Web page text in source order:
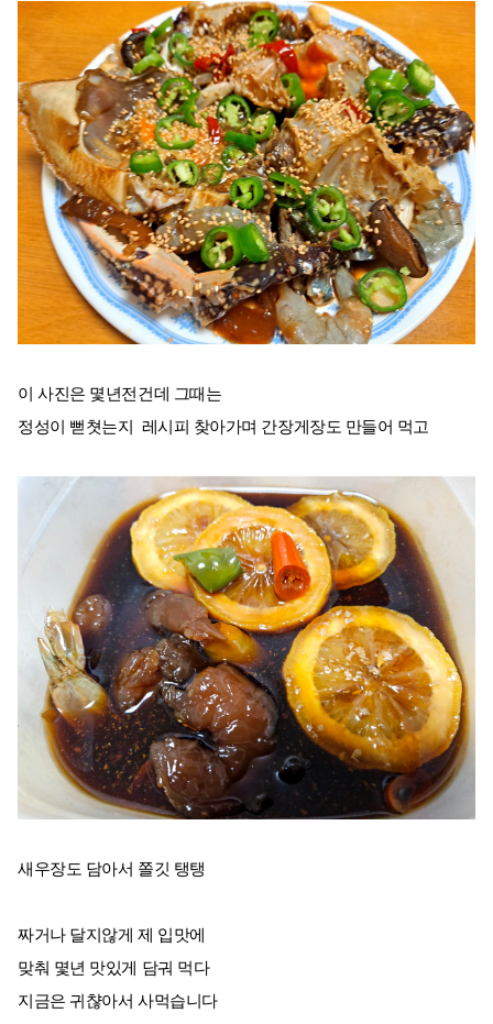
이 사진은 몇년전건데 그때는
정성이 뻗쳣는지 레시피 찾아가며 간장게장도 만들어 먹고
새우장도 담아서 쫄깃 탱탱
짜거나 달지않게 제 입맛에
맞춰 몇년 맛있게 담궈 먹다
지금은 귀챦아서 사먹습니다